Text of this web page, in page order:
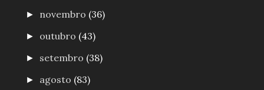
► novembro (36)
► outubro (43)
► setembro (38)
► agosto (83)